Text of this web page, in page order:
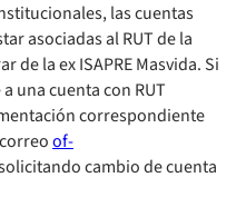
las cuentas
asociadas al RUT de la
de la ex ISAPRE Masvida. Si
una cuenta con RUT
correspondiente
of-
cambio de cuenta